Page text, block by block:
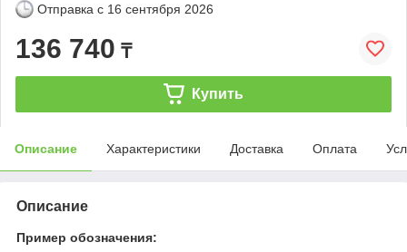
Отправка с 16 сентября 2026
136 740 ₸
Купить
Описание Характеристики Доставка Оплата
Описание
Пример обозначения: